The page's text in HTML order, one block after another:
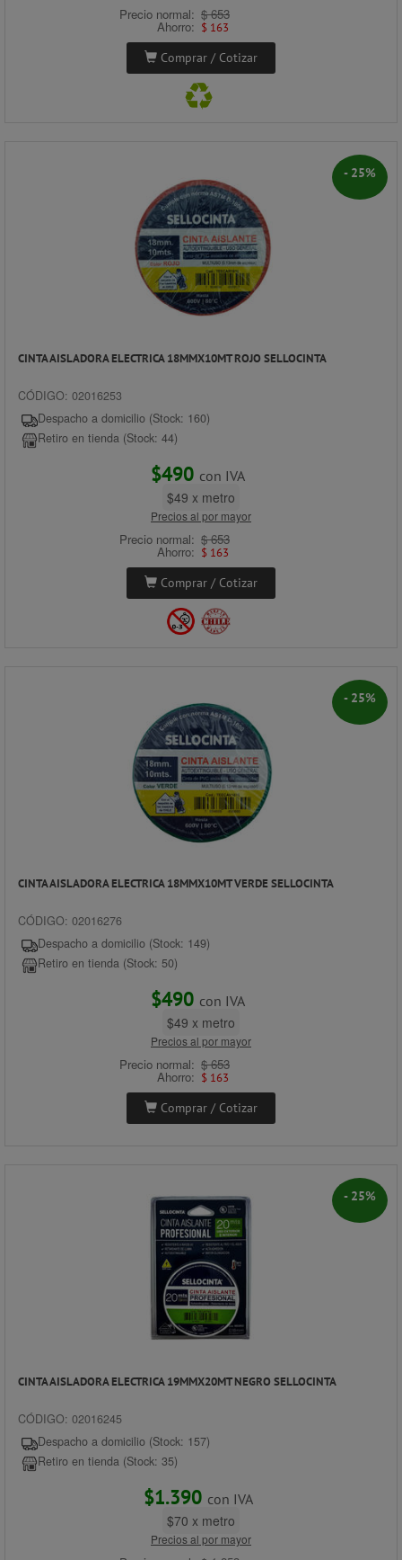
Precio normal: $ 653
Ahorro: $ 163
Comprar / Cotizar
- 25%
CINTA AISLADORA ELECTRICA 18MMX10MT ROJO SELLOCINTA
CÓDIGO: 02016253
Despacho a domicilio (Stock: 160)
Retiro en tienda (Stock: 44)
$490 con IVA
$49 x metro
Precios al por mayor
Precio normal: $ 653
Ahorro: $ 163
Comprar / Cotizar
- 25%
CINTA AISLADORA ELECTRICA 18MMX10MT VERDE SELLOCINTA
CÓDIGO: 02016276
Despacho a domicilio (Stock: 149)
Retiro en tienda (Stock: 50)
$490 con IVA
$49 x metro
Precios al por mayor
Precio normal: $ 653
Ahorro: $ 163
Comprar / Cotizar
- 25%
CINTA AISLADORA ELECTRICA 19MMX20MT NEGRO SELLOCINTA
CÓDIGO: 02016245
Despacho a domicilio (Stock: 157)
Retiro en tienda (Stock: 35)
$1.390 con IVA
$70 x metro
Precios al por mayor